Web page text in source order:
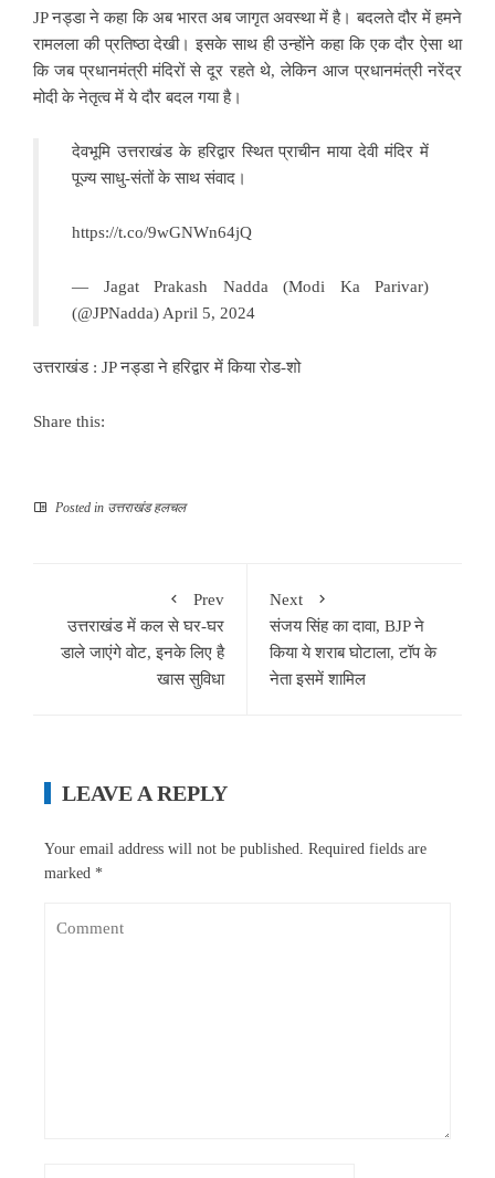
JP नड्डा ने कहा कि अब भारत अब जागृत अवस्था में है। बदलते दौर में हमने
रामलला की प्रतिष्ठा देखी। इसके साथ ही उन्होंने कहा कि एक दौर ऐसा था
कि जब प्रधानमंत्री मंदिरों से दूर रहते थे, लेकिन आज प्रधानमंत्री नरेंद्र
मोदी के नेतृत्व में ये दौर बदल गया है।
देवभूमि उत्तराखंड के हरिद्वार स्थित प्राचीन माया देवी मंदिर में
पूज्य साधु-संतों के साथ संवाद।
https://t.co/9wGNWn64jQ
— Jagat Prakash Nadda (Modi Ka Parivar)
(@JPNadda) April 5, 2024
उत्तराखंड : JP नड्डा ने हरिद्वार में किया रोड-शो
Share this:
Posted in उत्तराखंड हलचल
Prev
उत्तराखंड में कल से घर-घर
डाले जाएंगे वोट, इनके लिए है
खास सुविधा
Next
संजय सिंह का दावा, BJP ने
किया ये शराब घोटाला, टॉप के
नेता इसमें शामिल
LEAVE A REPLY
Your email address will not be published. Required fields are
marked *